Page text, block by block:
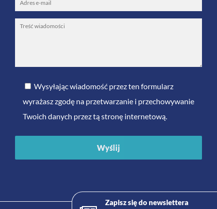
Zapisz się do newslettera
Wysyłając wiadomość przez ten formularz
wyrażasz zgodę na przetwarzanie i przechowywanie
Twoich danych przez tą stronę internetową.